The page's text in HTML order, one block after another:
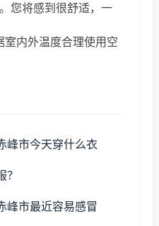
您将感到很舒适，一
内外温度合理使用空
峰市今天穿什么衣
？
峰市最近容易感冒